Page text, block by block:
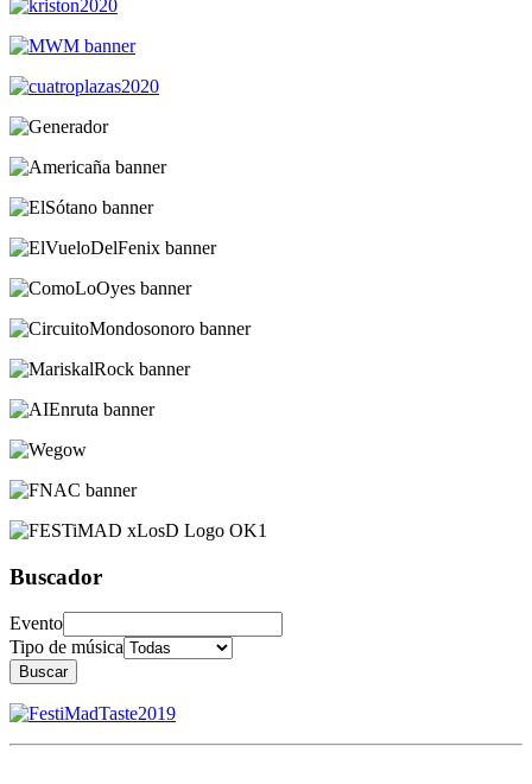
Buscador
Evento
Tipo de música
Buscar